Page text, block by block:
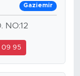
Gaziemir
NO:12
09 95